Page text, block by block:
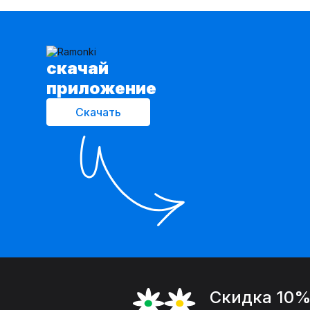
cкачай
приложение
Скачать
Скидка 10%